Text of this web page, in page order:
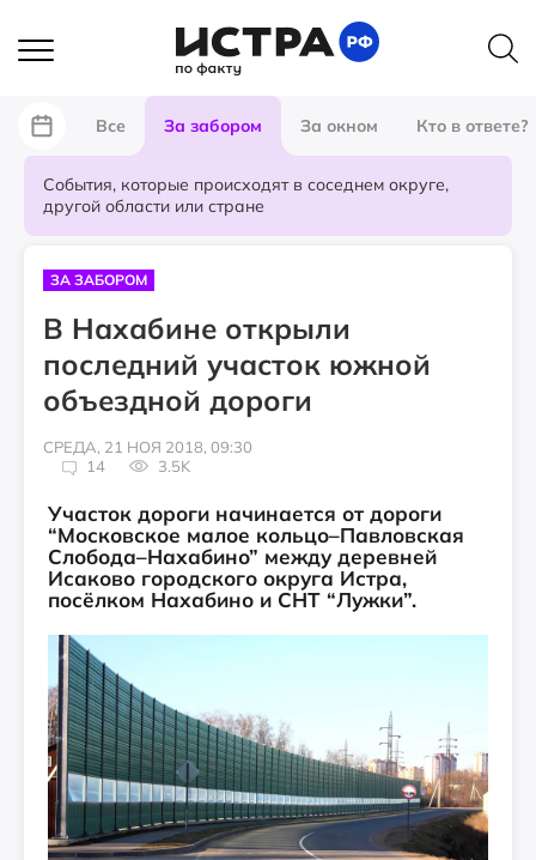
Все За забором За окном Кто в ответе?
События, которые происходят в соседнем округе,
другой области или стране
ЗА ЗАБОРОМ
В Нахабине открыли
последний участок южной
объездной дороги
СРЕДА, 21 НОЯ 2018, 09:30
14
3.5K
Участок дороги начинается от дороги
“Московское малое кольцо–Павловская
Слобода–Нахабино” между деревней
Исаково городского округа Истра,
посёлком Нахабино и СНТ “Лужки”.